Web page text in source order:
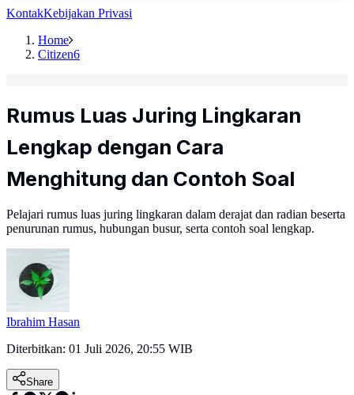
KontakKebijakan Privasi
Home
Citizen6
Rumus Luas Juring Lingkaran
Lengkap dengan Cara
Menghitung dan Contoh Soal
Pelajari rumus luas juring lingkaran dalam derajat dan radian beserta
penurunan rumus, hubungan busur, serta contoh soal lengkap.
Ibrahim Hasan
Diterbitkan: 01 Juli 2026, 20:55 WIB
Share